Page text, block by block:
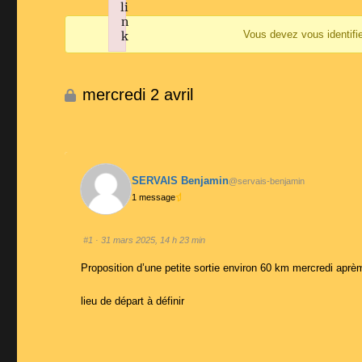
forum –
êtes
Vous devez vous
mercredi 2 avril
SERVAIS Benjamin@servais-benjamin
1 message
#1 · 31 mars 2025, 14 h 23 min
Proposition d’une petite sortie environ 60 km mercredi
lieu de départ à définir
li
n
k
Failed to initialize plugin: wplink